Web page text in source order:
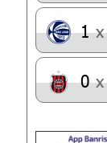
1 x
0 x